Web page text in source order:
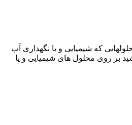
که شیمیایی و یا نگهداری آب
بر روی محلول های شیمیایی و یا